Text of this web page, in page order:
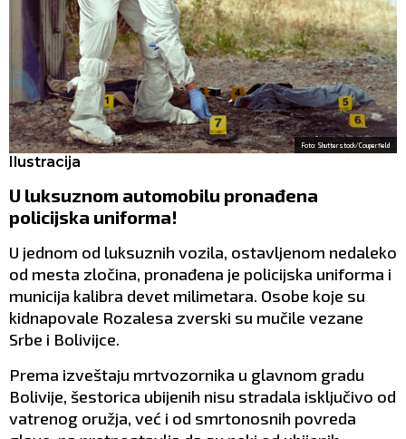
Foto: Shutterstock/Couperfield
Ilustracija
U luksuznom automobilu pronađena
policijska uniforma!
U jednom od luksuznih vozila, ostavljenom nedaleko
od mesta zločina, pronađena je policijska uniforma i
municija kalibra devet milimetara. Osobe koje su
kidnapovale Rozalesa zverski su mučile vezane
Srbe i Bolivijce.
Prema izveštaju mrtvozornika u glavnom gradu
Bolivije, šestorica ubijenih nisu stradala isključivo od
vatrenog oružja, već i od smrtonosnih povreda